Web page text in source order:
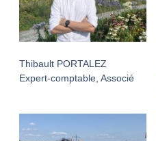
Thibault PORTALEZ
Expert-comptable, Associé